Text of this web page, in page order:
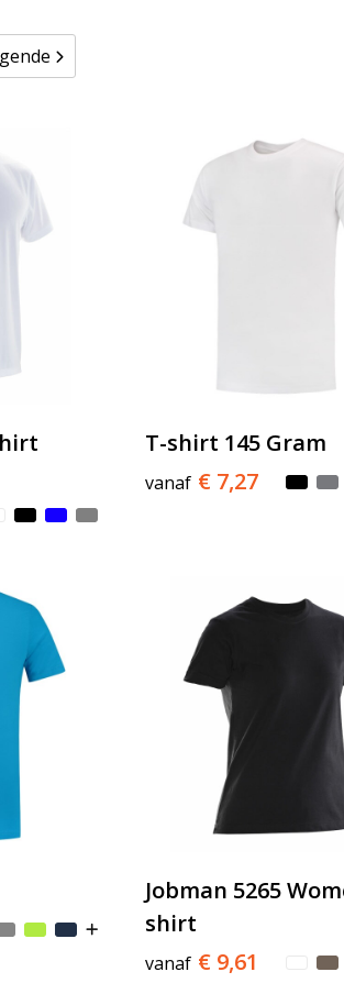
T-shirt 145 Gram
vanaf € 7,27
Jobman 5265
shirt
vanaf € 9,61